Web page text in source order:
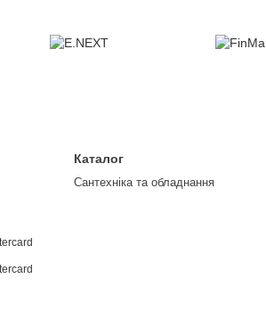
Каталог
Сантехніка та обладнання